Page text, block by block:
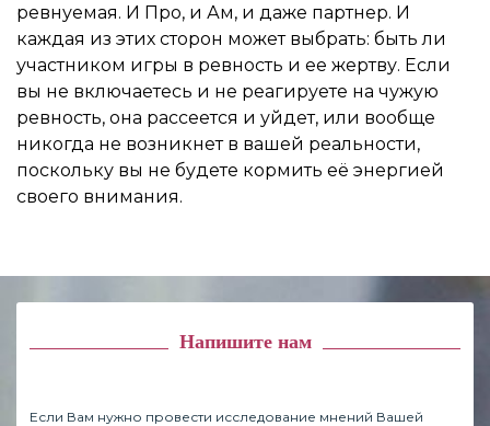
ревнуемая. И Про, и Ам, и даже партнер. И
каждая из этих сторон может выбрать: быть ли
участником игры в ревность и ее жертву. Если
вы не включаетесь и не реагируете на чужую
ревность, она рассеется и уйдет, или вообще
никогда не возникнет в вашей реальности,
поскольку вы не будете кормить её энергией
своего внимания.
Напишите нам
Если Вам нужно провести исследование мнений Вашей